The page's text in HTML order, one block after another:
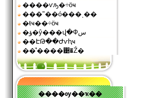
����ѵԡ�÷ӧҹ
���ʺ��ó���ͺ��
�ŧҹ��÷ӧҹ
�ؤ�ŷ���վ�Фس
��ԷԹ��Ժѵԧҹ
��ͧʹ����͹�Ź�
����ѹ��ҡ��